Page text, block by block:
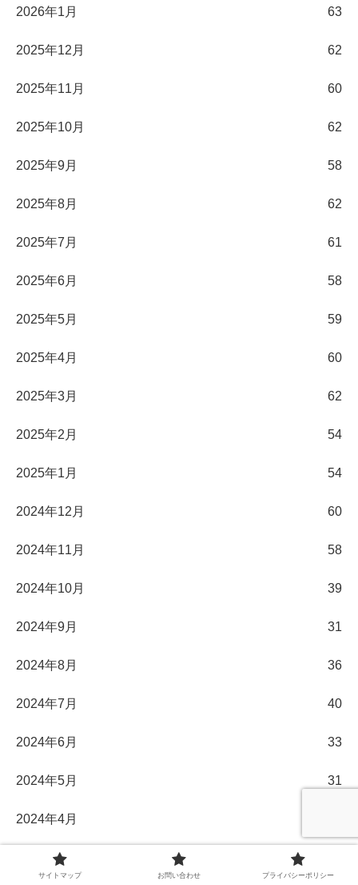
2026年1月 63
2025年12月 62
2025年11月 60
2025年10月 62
2025年9月 58
2025年8月 62
2025年7月 61
2025年6月 58
2025年5月 59
2025年4月 60
2025年3月 62
2025年2月 54
2025年1月 54
2024年12月 60
2024年11月 58
2024年10月 39
2024年9月 31
2024年8月 36
2024年7月 40
2024年6月 33
2024年5月 31
2024年4月
2024年3月
サイトマップ お問い合わせ プライバシーポリシー